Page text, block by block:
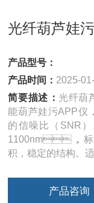
光纤葫芦娃污
产品型号：
产品时间： 2025-
简要描述： 光纤葫
能葫芦娃污APP仪
的信噪比（SNR）
1100nm，标
积，稳定的结构
产品咨询